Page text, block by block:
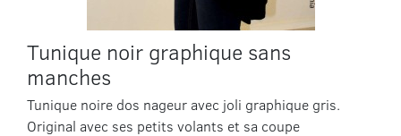
Tunique noir graphique sans
manches
Tunique noire dos nageur avec joli graphique gris.
Original avec ses petits volants et sa coupe